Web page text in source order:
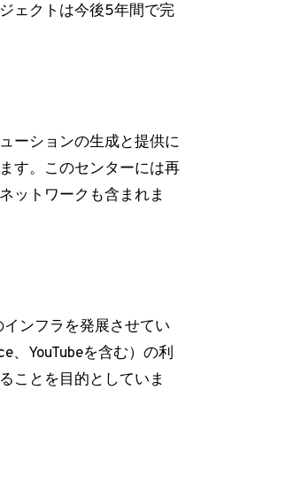
ェクトは今後5年間で完
ーションの生成と提供に
す。このセンターには再
ットワークも含まれま
ンフラを発展させてい
、YouTubeを含む）の利
ことを目的としていま